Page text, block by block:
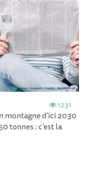
1231
montagne d’ici 2030
tonnes : c’est la